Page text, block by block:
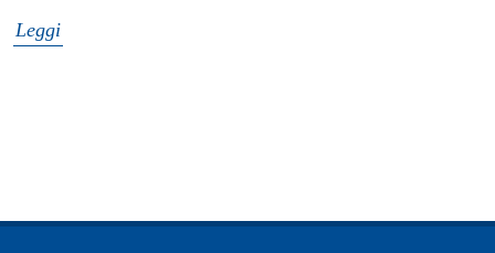
Leggi